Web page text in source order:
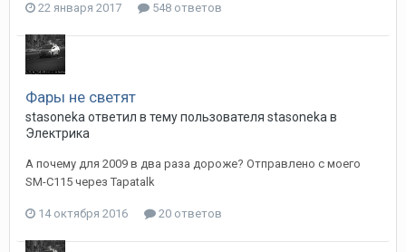
22 января 2017 548 ответов
Фары не светят
stasoneka ответил в тему пользователя stasoneka в
Электрика
А почему для 2009 в два раза дороже? Отправлено с моего
SM-C115 через Tapatalk
14 октября 2016 20 ответов